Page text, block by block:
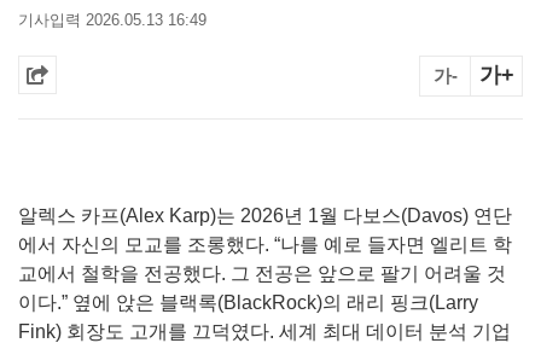
기사입력 2026.05.13 16:49
가- 가+
알렉스 카프(Alex Karp)는 2026년 1월 다보스(Davos) 연단
에서 자신의 모교를 조롱했다. “나를 예로 들자면 엘리트 학
교에서 철학을 전공했다. 그 전공은 앞으로 팔기 어려울 것
이다.” 옆에 앉은 블랙록(BlackRock)의 래리 핑크(Larry
Fink) 회장도 고개를 끄덕였다. 세계 최대 데이터 분석 기업